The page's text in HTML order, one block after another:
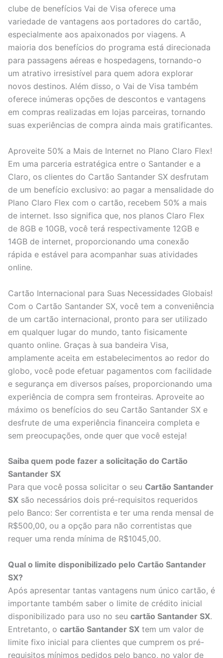
clube de benefícios Vai de Visa oferece uma
variedade de vantagens aos portadores do cartão,
especialmente aos apaixonados por viagens. A
maioria dos benefícios do programa está direcionada
para passagens aéreas e hospedagens, tornando-o
um atrativo irresistível para quem adora explorar
novos destinos. Além disso, o Vai de Visa também
oferece inúmeras opções de descontos e vantagens
em compras realizadas em lojas parceiras, tornando
suas experiências de compra ainda mais gratificantes.
Aproveite 50% a Mais de Internet no Plano Claro Flex!
Em uma parceria estratégica entre o Santander e a
Claro, os clientes do Cartão Santander SX desfrutam
de um benefício exclusivo: ao pagar a mensalidade do
Plano Claro Flex com o cartão, recebem 50% a mais
de internet. Isso significa que, nos planos Claro Flex
de 8GB e 10GB, você terá respectivamente 12GB e
14GB de internet, proporcionando uma conexão
rápida e estável para acompanhar suas atividades
online.
Cartão Internacional para Suas Necessidades Globais!
Com o Cartão Santander SX, você tem a conveniência
de um cartão internacional, pronto para ser utilizado
em qualquer lugar do mundo, tanto fisicamente
quanto online. Graças à sua bandeira Visa,
amplamente aceita em estabelecimentos ao redor do
globo, você pode efetuar pagamentos com facilidade
e segurança em diversos países, proporcionando uma
experiência de compra sem fronteiras. Aproveite ao
máximo os benefícios do seu Cartão Santander SX e
desfrute de uma experiência financeira completa e
sem preocupações, onde quer que você esteja!
Saiba quem pode fazer a solicitação do Cartão
Santander SX
Para que você possa solicitar o seu Cartão Santander
SX são necessários dois pré-requisitos requeridos
pelo Banco: Ser correntista e ter uma renda mensal de
R$500,00, ou a opção para não correntistas que
requer uma renda mínima de R$1045,00.
Qual o limite disponibilizado pelo Cartão Santander
SX?
Após apresentar tantas vantagens num único cartão, é
importante também saber o limite de crédito inicial
disponibilizado para uso no seu cartão Santander SX.
Entretanto, o cartão Santander SX tem um valor de
limite fixo inicial para clientes que cumprem os pré-
requisitos mínimos pedidos pelo banco, no valor de